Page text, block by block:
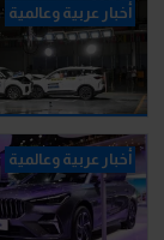
أخبار عربية وعالمية
أخبار عربية وعالمية